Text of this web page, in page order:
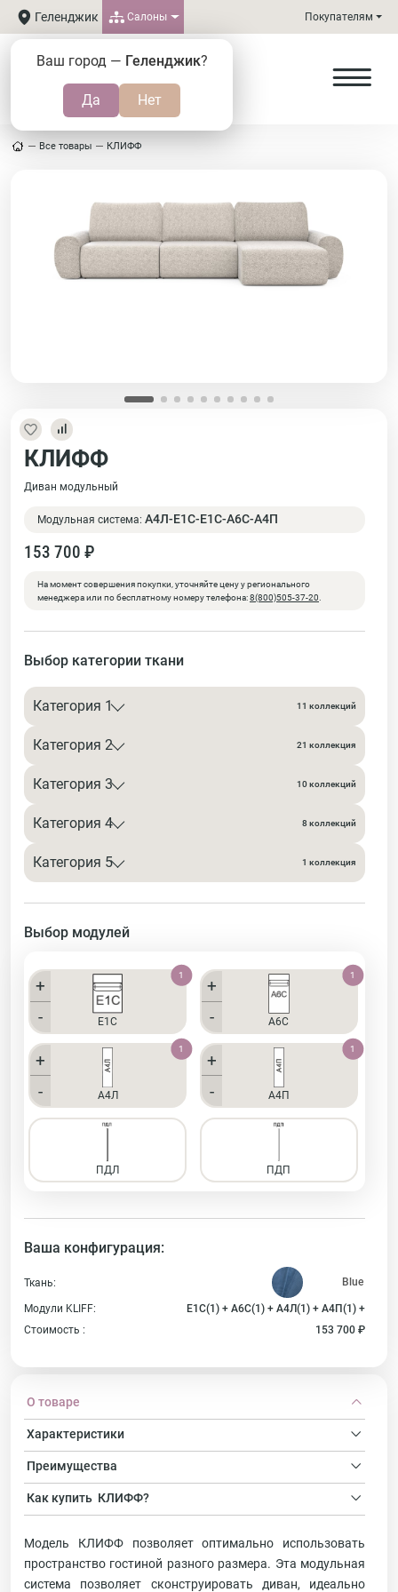
Геленджик
Ваш город — Геленджик?
Салоны Покупателям
Все товары КЛИФФ
О товаре
Характеристики
Преимущества
Как купить КЛИФФ?
Модель КЛИФФ позволяет оптимально использовать
пространство гостиной разного размера. Эта модульная
система позволяет сконструировать диван, идеально
КЛИФФ
Диван модульный
Модульная система: А4Л-Е1С-Е1С-А6С-А4П
153 700 ₽
На момент совершения покупки, уточняйте цену у регионального
менеджера или по бесплатному номеру телефона:8(800)505-37-20
Выбор категории ткани
Категория 1 11 коллекций
Категория 2 21 коллекция
Категория 3 10 коллекций
Категория 4 8 коллекций
Категория 5 1 коллекция
Выбор модулей
Е1С
+
-
1
А6С
+
-
1
А4Л
+
-
1
А4П
+
-
1
ПДЛ ПДП
Ваша конфигурация:
Ткань:
Модули KLIFF:
Е1С(1) + А6С(1) + А4Л(1) + А4П(1) +
Стоимость :
153 700 ₽